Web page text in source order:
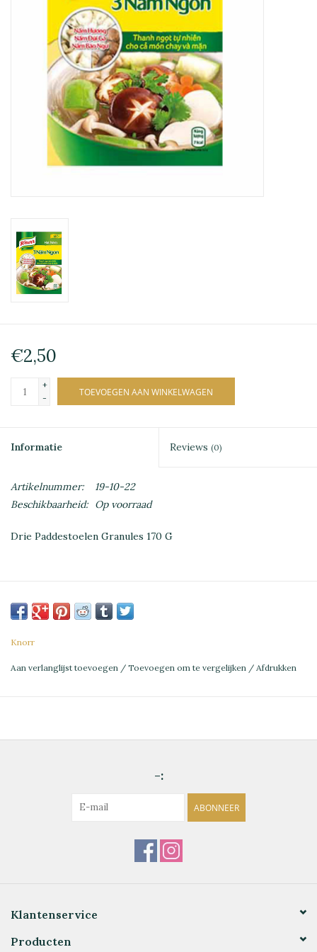
€2,50
+
-
TOEVOEGEN AAN WINKELWAGEN
Informatie Reviews (0)
Artikelnummer:
19-10-22
Beschikbaarheid:
Op voorraad
Drie Paddestoelen Granules 170 G
Knorr
Aan verlanglijst toevoegen / Toevoegen om te vergelijken / Afdrukken
-:
ABONNEER
Klantenservice
Producten